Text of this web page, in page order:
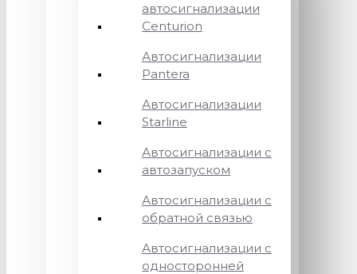
автосигнализации
Centurion
Автосигнализации
Pantera
Автосигнализации
Starline
Автосигнализации с
автозапуском
Автосигнализации с
обратной связью
Автосигнализации с
односторонней